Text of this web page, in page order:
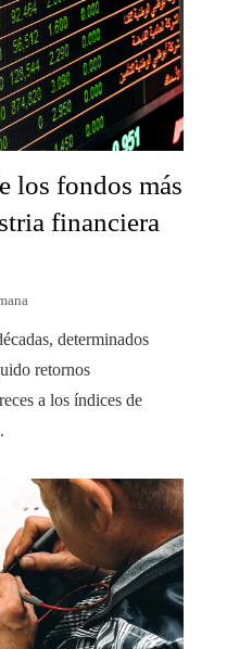
los fondos más
financiera
determinados
retornos
a los índices de